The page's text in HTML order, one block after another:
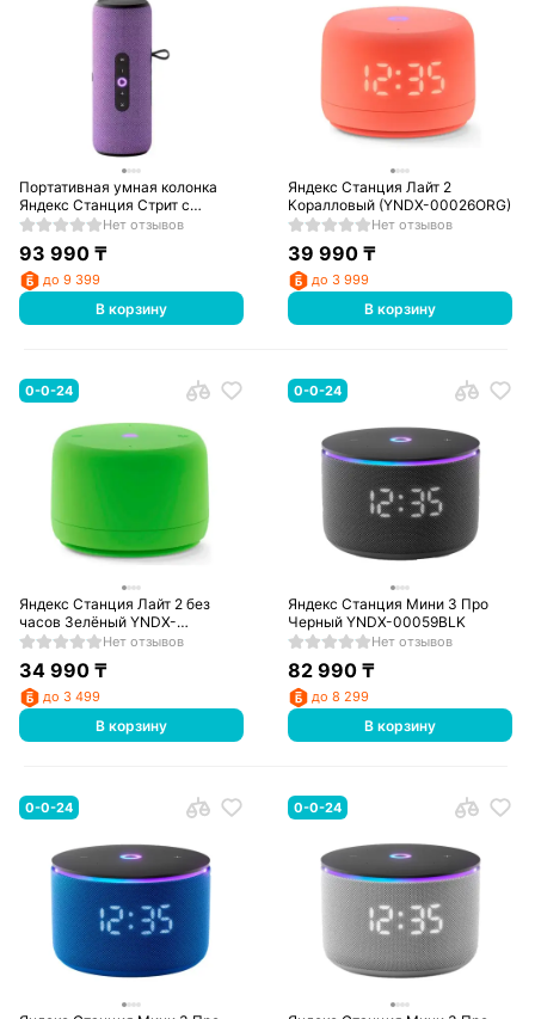
Портативная умная колонка
Яндекс Станция Стрит с
Алисой Фиолетовая (YNDX-
Нет отзывов
93 990₸
до 9 399
В корзину
Яндекс Станция Лайт 2
Коралловый (YNDX-00026ORG)
Нет отзывов
39 990 ₸
до 3 999
В корзину
0-0-24
Яндекс Станция Лайт 2 без
часов Зелёный YNDX-
00028GRN Нет отзывов
34 990₸
до 3 499
В корзину
0-0-24
Яндекс Станция Мини 3 Про
Черный YNDX-00059BLK
Нет отзывов
82 990 ₸
до 8 299
В корзину
0-0-24 0-0-24